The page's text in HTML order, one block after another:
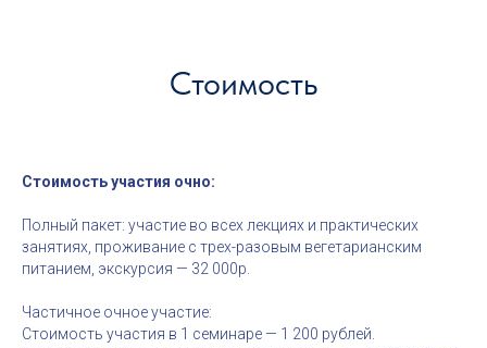
Стоимость
Стоимость участия очно:
Полный пакет: участие во всех лекциях и практических
занятиях, проживание с трех-разовым вегетарианским
питанием, экскурсия — 32 000р.
Частичное очное участие:
Стоимость участия в 1 семинаре — 1 200 рублей.